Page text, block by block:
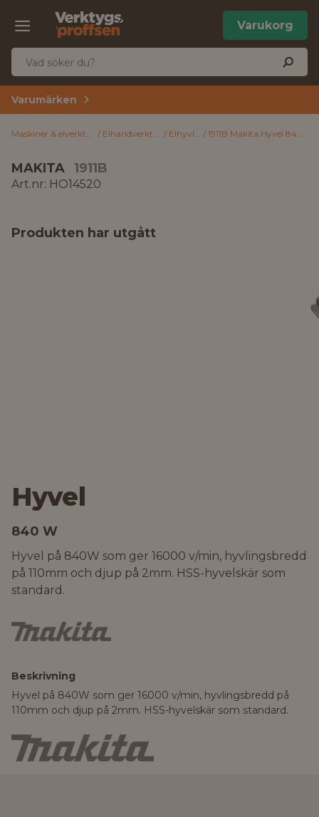
Varukorg
Varumärken
Maskiner & elverktyg Elhandverktyg Elhyvlar 1911B Makita Hyvel 840 W
MAKITA 1911B
Art.nr: HO14520
Produkten har utgått
Hyvel
840 W
Hyvel på 840W som ger 16000 v/min, hyvlingsbredd
på 110mm och djup på 2mm. HSS-hyvelskär som
standard.
Beskrivning
Hyvel på 840W som ger 16000 v/min, hyvlingsbredd på
110mm och djup på 2mm. HSS-hyvelskär som standard.